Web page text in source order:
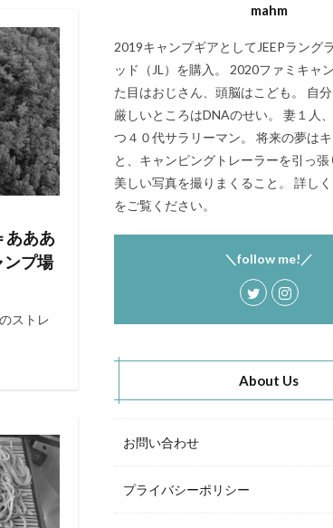
あああ
ンプ場
ストレ
mahm
2019キャンプギアとしてJEEPラング
ッド（JL）を購入。 2020ファミキャ
た目はおじさん、頭脳はこども。 自
厳しいところはDNAのせい。 妻１人
つ４０代サラリーマン。 将来の夢は
と、キャンピングトレーラーを引っ
美しい写真を撮りまくること。 詳し
をご覧ください。
＼follow me!／
About Us
お問い合わせ
プライバシーポリシー
ク
前が岳アウトドアパーク
タイヤ交換
かいぞくの森キャンプ場
ギアレビュー
秋キャンプ
Capsule 3
ROOTS CAMP SITE
Anker
BUB RESORT Chosei Village
ング 購入
バランゲルドーム
深緑キャンプ
Jeepを買おう